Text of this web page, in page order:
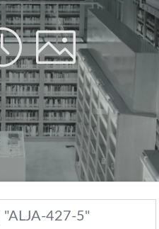
Time Picture